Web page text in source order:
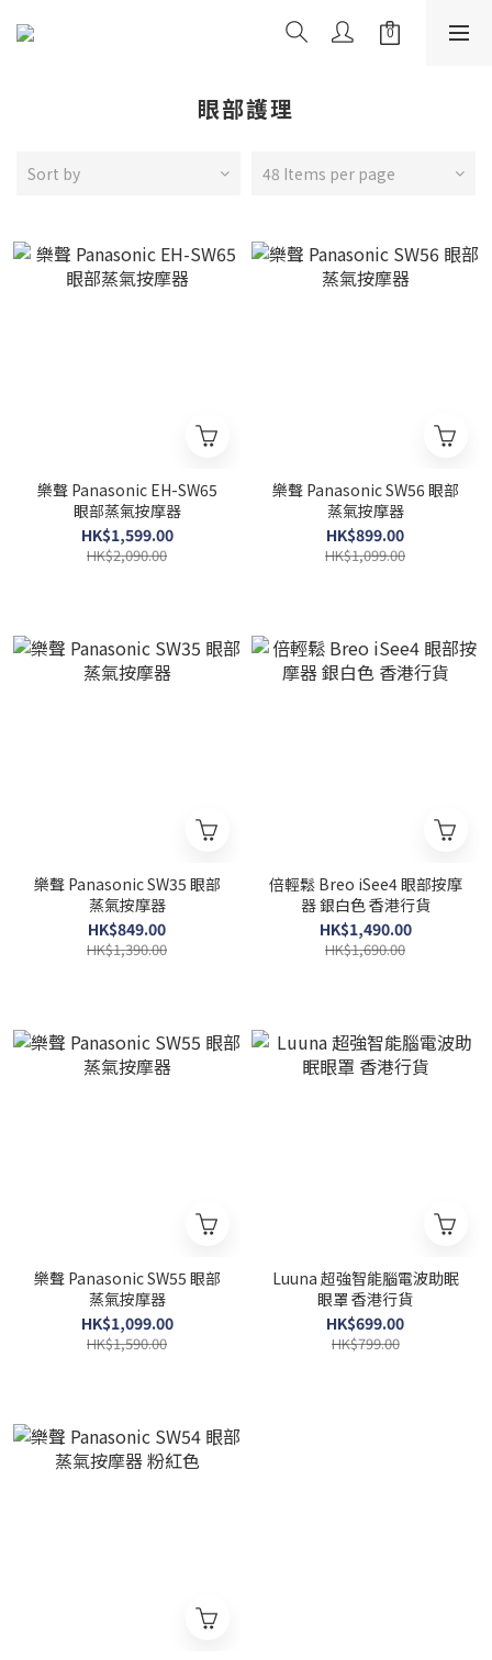
眼部護理
Sort by 48 Items per page
樂聲 Panasonic EH-SW65
眼部蒸氣按摩器
HK$1,599.00
HK$2,090.00
樂聲 Panasonic SW56 眼部
蒸氣按摩器
HK$899.00
HK$1,099.00
樂聲 Panasonic SW35 眼部
蒸氣按摩器
HK$849.00
HK$1,390.00
倍輕鬆 Breo iSee4 眼部按摩
器 銀白色 香港行貨
HK$1,490.00
HK$1,690.00
樂聲 Panasonic SW55 眼部
蒸氣按摩器
HK$1,099.00
HK$1,590.00
Luuna 超強智能腦電波助眠
眼罩 香港行貨
HK$699.00
HK$799.00